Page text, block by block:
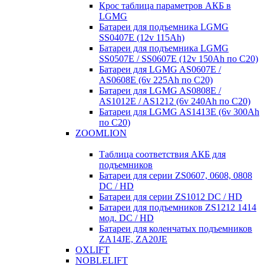
Крос таблица параметров АКБ в
LGMG
Батареи для подъемника LGMG
SS0407E (12v 115Ah)
Батареи для подъемника LGMG
SS0507E / SS0607E (12v 150Ah по С20)
Батареи для LGMG AS0607E /
AS0608E (6v 225Ah по С20)
Батареи для LGMG AS0808E /
AS1012E / AS1212 (6v 240Ah по С20)
Батареи для LGMG AS1413E (6v 300Ah
по С20)
ZOOMLION
Таблица соответствия АКБ для
подъемников
Батареи для серии ZS0607, 0608, 0808
DC / HD
Батареи для серии ZS1012 DC / HD
Батареи для подъемников ZS1212 1414
мод. DC / HD
Батареи для коленчатых подъемников
ZA14JE, ZA20JE
OXLIFT
NOBLELIFT